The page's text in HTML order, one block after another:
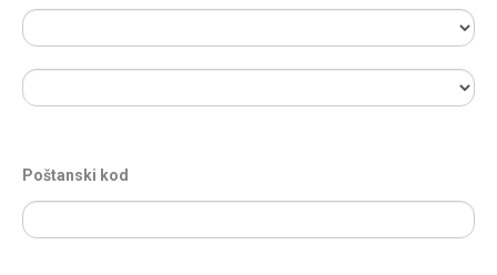
Poštanski kod